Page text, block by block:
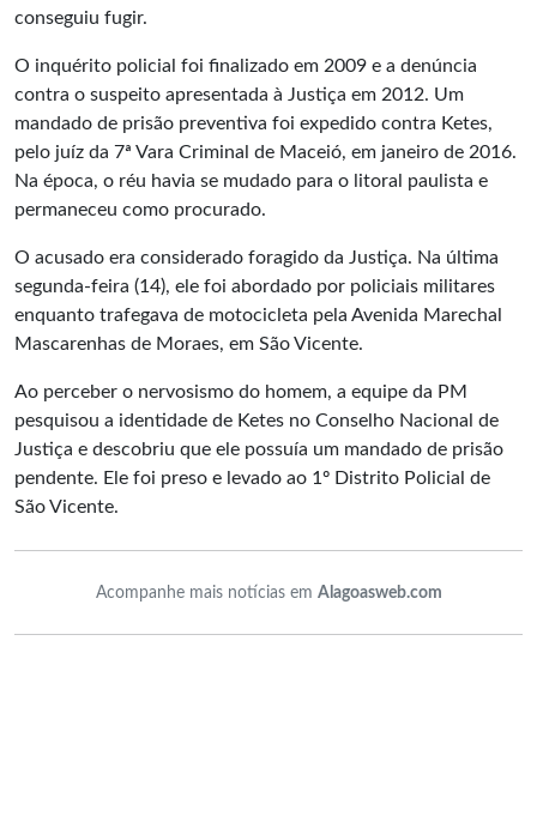
conseguiu fugir.
O inquérito policial foi finalizado em 2009 e a denúncia
contra o suspeito apresentada à Justiça em 2012. Um
mandado de prisão preventiva foi expedido contra Ketes,
pelo juíz da 7ª Vara Criminal de Maceió, em janeiro de 2016.
Na época, o réu havia se mudado para o litoral paulista e
permaneceu como procurado.
O acusado era considerado foragido da Justiça. Na última
segunda-feira (14), ele foi abordado por policiais militares
enquanto trafegava de motocicleta pela Avenida Marechal
Mascarenhas de Moraes, em São Vicente.
Ao perceber o nervosismo do homem, a equipe da PM
pesquisou a identidade de Ketes no Conselho Nacional de
Justiça e descobriu que ele possuía um mandado de prisão
pendente. Ele foi preso e levado ao 1º Distrito Policial de
São Vicente.
Acompanhe mais notícias em Alagoasweb.com